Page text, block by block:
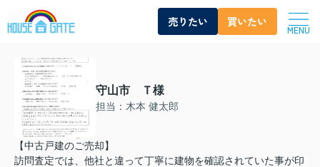
売りたい 買いたい
MENU
守山市 Ｔ様
担当：木本 健太郎
【中古戸建のご売却】
訪問査定では、他社と違って丁寧に建物を確認されていた事が印